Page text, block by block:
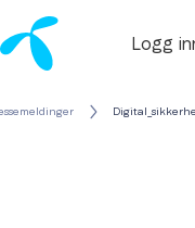
Logg